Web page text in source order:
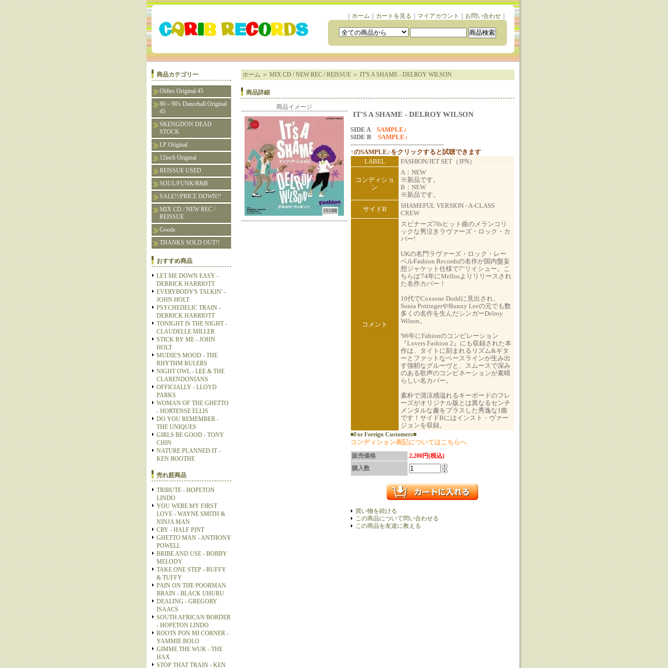
ホーム カートを見る マイアカウント お問い合わせ｜
商品カテゴリー
Oldies Original 45
80～90's Dancehall Original
45
SKENGDON DEAD
STOCK
LP Original
12inch Original
REISSUE USED
SOUL/FUNK/R&B
SALE!!/PRICE DOWN!!
MIX CD / NEW REC /
REISSUE
Goods
THANKS SOLD OUT!!
おすすめ商品
LET ME DOWN EASY -
DERRICK HARRIOTT
EVERYBODY'S TALKIN' -
JOHN HOLT
PSYCHEDELIC TRAIN -
DERRICK HARRIOTT
TONIGHT IS THE NIGHT -
CLAUDELLE MILLER
STICK BY ME - JOHN
HOLT
MUDIE'S MOOD - THE
RHYTHM RULERS
NIGHT OWL - LEE & THE
CLARENDONIANS
OFFICIALLY - LLOYD
PARKS
WOMAN OF THE GHETTO
- HORTENSE ELLIS
DO YOU REMEMBER -
THE UNIQUES
GIRLS BE GOOD - TONY
CHIN
NATURE PLANNED IT -
KEN BOOTHE
売れ筋商品
TRIBUTE - HOPETON
LINDO
YOU WERE MY FIRST
LOVE - WAYNE SMITH &
NINJA MAN
CRY - HALF PINT
GHETTO MAN - ANTHONY
POWELL
BRIBE AND USE - BOBBY
MELODY
TAKE ONE STEP - RUFFY
& TUFFY
PAIN ON THE POORMAN
BRAIN - BLACK UHURU
DEALING - GREGORY
ISAACS
SOUTH AFRICAN BORDER
- HOPETON LINDO
ROOTS PON MI CORNER -
YAMMIE BOLO
GIMME THE WUK - THE
HAX
STOP THAT TRAIN - KEN
ホーム ＞ MIX CD / NEW REC / REISSUE＞ IT'S A SHAME - DELROY WILSON
商品詳細
商品イメージ
IT'S A SHAME - DELROY WILSON
SIDE A SAMPLE♪
SIDE B SAMPLE♪
-----------------------------------------------
↑のSAMPLE♪をクリックすると試聴できます
LABEL
FASHION/JET SET（JPN）
コンディショ
ン
A：NEW
※新品です。
B：NEW
※新品です。
サイドB
SHAMEFUL VERSION - A-CLASS
CREW
コメント
スピナーズ70sヒット曲のメランコリ
ックな男泣きラヴァーズ・ロック・カ
バー!
UKの名門ラヴァーズ・ロック・レー
ベルFashion Recordsの名作が国内盤妄
想ジャケット仕様で7"リイシュー。こ
ちらは'74年にMellosよりリリースされ
た名作カバー！
10代でCoxsone Doddに見出され、
Sonia PottingerやBunny Leeの元でも数
多くの名作を生んだシンガーDelroy
Wilson。
'96年にFahionのコンピレーション
『Lovers Fashion 2』にも収録された本
作は、タイトに刻まれるリズム&ギタ
ーとファットなベースラインが生み出
す強靭なグルーヴと、スムースで深み
のある歌声のコンビネーションが素晴
らしい名カバー。
素朴で清涼感溢れるキーボードのフレ
ーズがオリジナル版とは異なるセンチ
メンタルな趣をプラスした秀逸な1曲
です！サイドBにはインスト・ヴァー
ジョンを収録。
■For Foreign Customers■
コンディション表記についてはこちらへ
販売価格
2,200円(税込)
購入数
買い物を続ける
この商品について問い合わせる
この商品を友達に教える